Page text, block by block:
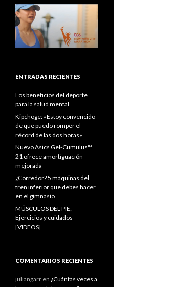
ENTRADAS RECIENTES
Los beneficios del deporte
para la salud mental
Kipchoge: «Estoy convencido
de que puedo romper el
récord de las dos horas»
Nuevo Asics Gel-Cumulus™
21 ofrece amortiguación
mejorada
¿Corredor? 5 máquinas del
tren inferior que debes hacer
en el gimnasio
MÚSCULOS DEL PIE:
Ejercicios y cuidados
[VIDEOS]
COMENTARIOS RECIENTES
juliangarr en ¿Cuántas veces a